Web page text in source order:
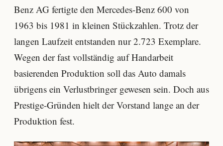
Benz AG fertigte den Mercedes-Benz 600 von
1963 bis 1981 in kleinen Stückzahlen. Trotz der
langen Laufzeit entstanden nur 2.723 Exemplare.
Wegen der fast vollständig auf Handarbeit
basierenden Produktion soll das Auto damals
übrigens ein Verlustbringer gewesen sein. Doch aus
Prestige-Gründen hielt der Vorstand lange an der
Produktion fest.